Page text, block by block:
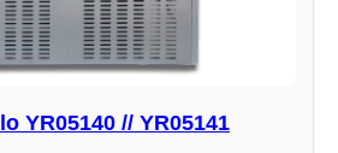
YR05140 // YR05141